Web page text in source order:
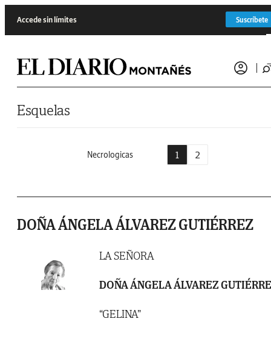
Accede sin límites Suscríbete
Esquelas
Necrologicas 1 2
DOÑA ÁNGELA ÁLVAREZ GUTIÉRREZ
LA SEÑORA
DOÑA ÁNGELA ÁLVAREZ
“GELINA”